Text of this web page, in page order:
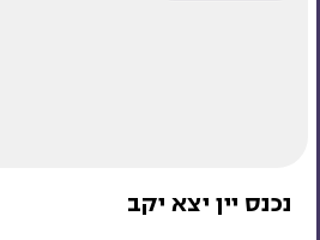
נכנס יין יצא יקב